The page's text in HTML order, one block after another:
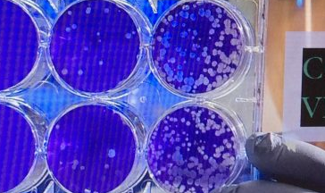
Jugendcoaching
Facebook Fanpage
Unsere Sponsoren